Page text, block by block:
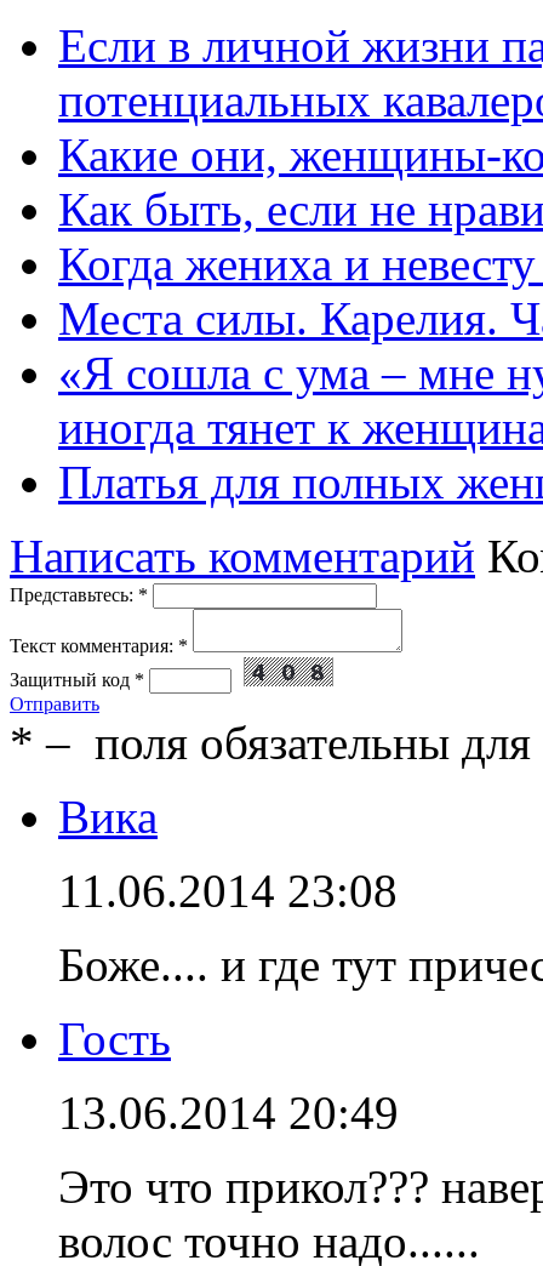
Если в личной жизни
потенциальных
Какие они, женщины-
Как быть, если не
Когда жениха и
Места силы. Карелия.
«Я сошла с ума – мне
иногда тянет к
Платья для полных
Написать комментарий
Представьтесь: *
Текст комментария: *
Защитный код *
Отправить
* – поля обязательны для
Вика
11.06.2014 23:08
Боже.... и где тут
Гость
13.06.2014 20:49
Это что прикол???
волос точно надо......